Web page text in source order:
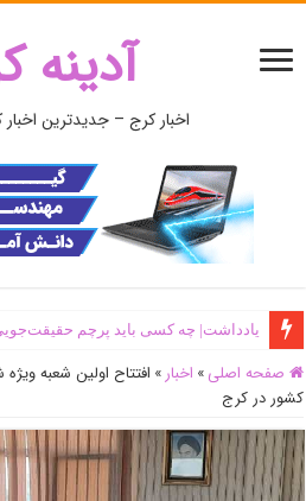
آدینه
اخبار کرج – جدیدترین اخبار
یادداشت| ‌چه کسی باید پرچم حقیقت‌جویی
صفحه اصلی » اخبار » افتتاح اولین شعبه
کشور در کرج